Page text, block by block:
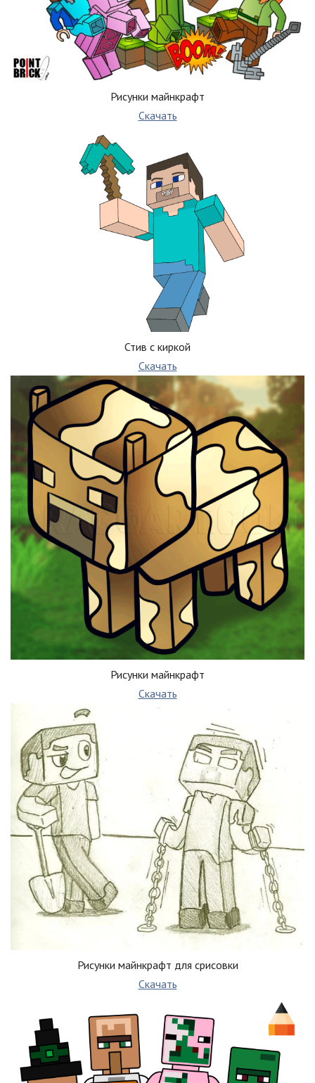
Рисунки майнкрафт
Скачать
Стив с киркой
Скачать
Рисунки майнкрафт
Скачать
Рисунки майнкрафт для срисовки
Скачать